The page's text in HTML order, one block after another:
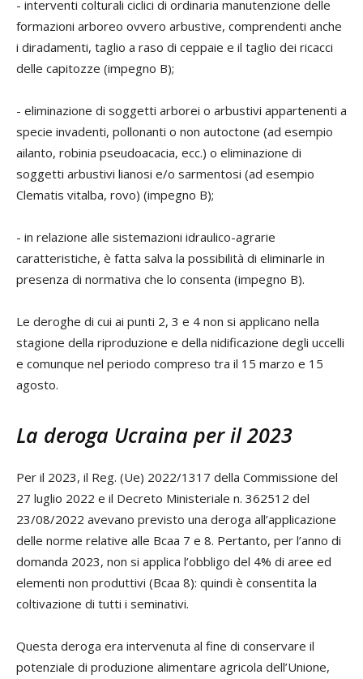
- interventi colturali ciclici di ordinaria manutenzione delle
formazioni arboreo ovvero arbustive, comprendenti anche
i diradamenti, taglio a raso di ceppaie e il taglio dei ricacci
delle capitozze (impegno B);
- eliminazione di soggetti arborei o arbustivi appartenenti a
specie invadenti, pollonanti o non autoctone (ad esempio
ailanto, robinia pseudoacacia, ecc.) o eliminazione di
soggetti arbustivi lianosi e/o sarmentosi (ad esempio
Clematis vitalba, rovo) (impegno B);
- in relazione alle sistemazioni idraulico-agrarie
caratteristiche, è fatta salva la possibilità di eliminarle in
presenza di normativa che lo consenta (impegno B).
Le deroghe di cui ai punti 2, 3 e 4 non si applicano nella
stagione della riproduzione e della nidificazione degli uccelli
e comunque nel periodo compreso tra il 15 marzo e 15
agosto.
La deroga Ucraina per il 2023
Per il 2023, il Reg. (Ue) 2022/1317 della Commissione del
27 luglio 2022 e il Decreto Ministeriale n. 362512 del
23/08/2022 avevano previsto una deroga all’applicazione
delle norme relative alle Bcaa 7 e 8. Pertanto, per l’anno di
domanda 2023, non si applica l’obbligo del 4% di aree ed
elementi non produttivi (Bcaa 8): quindi è consentita la
coltivazione di tutti i seminativi.
Questa deroga era intervenuta al fine di conservare il
potenziale di produzione alimentare agricola dell’Unione,